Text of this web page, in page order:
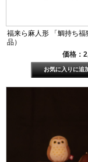
福来ら麻人形 「鯛持ち福
品）
価格：